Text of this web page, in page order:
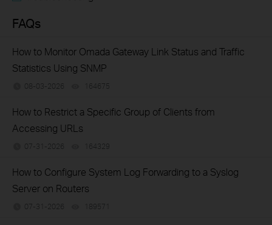
FAQs
How to Monitor Omada Gateway Link Status and Traffic
Statistics Using SNMP
08-03-2026 164675
How to Restrict a Specific Group of Clients from
Accessing URLs
07-31-2026 164329
How to Configure System Log Forwarding to a Syslog
Server on Routers
07-31-2026 189571